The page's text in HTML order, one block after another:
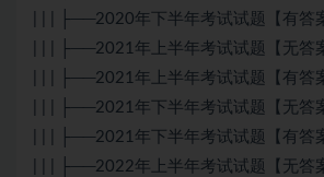
| | | ├──2020年下半年考试试题【有答
| | | ├──2021年上半年考试试题【无答
| | | ├──2021年上半年考试试题【有答
| | | ├──2021年下半年考试试题【无答
| | | ├──2021年下半年考试试题【有答
| | | ├──2022年上半年考试试题【无答